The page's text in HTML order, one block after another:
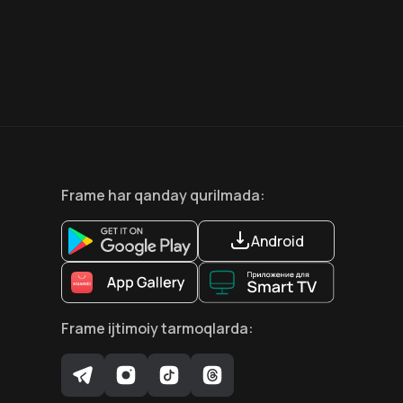
Frame har qanday qurilmada:
Android
Frame ijtimoiy tarmoqlarda: